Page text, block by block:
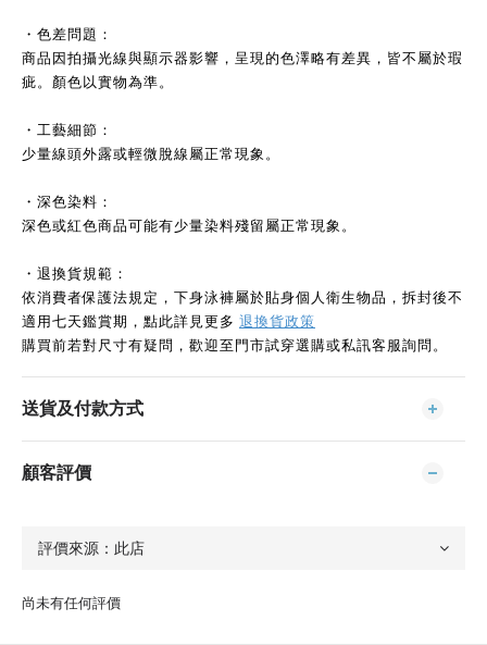
・色差問題：
商品因拍攝光線與顯示器影響，呈現的色澤略有差異，皆不屬於瑕
疵。顏色以實物為準。
・工藝細節：
少量線頭外露或輕微脫線屬正常現象。
・深色染料：
深色或紅色商品可能有少量染料殘留屬正常現象。
・退換貨規範：
依消費者保護法規定，下身泳褲屬於貼身個人衛生物品，拆封後不
適用七天鑑賞期，點此詳見更多 退換貨政策
購買前若對尺寸有疑問，歡迎至門市試穿選購或私訊客服詢問。
送貨及付款方式
顧客評價
尚未有任何評價